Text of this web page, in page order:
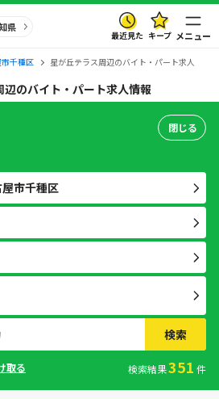
県
最近見た キープ メニュー
千種区 星が丘テラス周辺のバイト・パート求人
辺のバイト・パート求人情報
閉じる
市千種区
検索
取る 検索結果351 件